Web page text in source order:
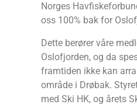
Norges
oss 100% bak for
Dette berører våre
Oslofjorden, og da
framtiden ikke kan
område i Drøbak.
med Ski HK, og årets